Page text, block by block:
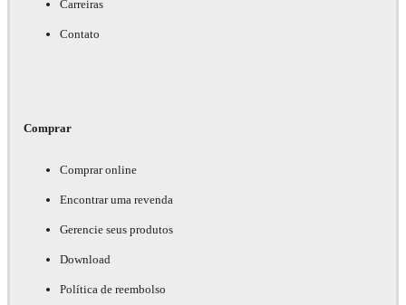
Carreiras
Contato
Comprar
Comprar online
Encontrar uma revenda
Gerencie seus produtos
Download
Política de reembolso